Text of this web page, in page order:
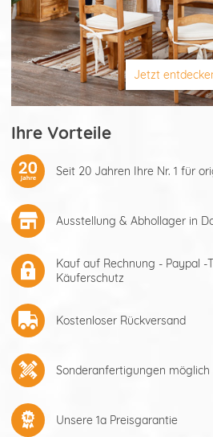
Jetzt
Ihre Vorteile
Seit 20 Jahren Ihre Nr. 1 für
Ausstellung & Abhollager in
Kauf auf Rechnung - Paypal -
Käuferschutz
Kostenloser Rückversand
Sonderanfertigungen möglich
Unsere 1a Preisgarantie